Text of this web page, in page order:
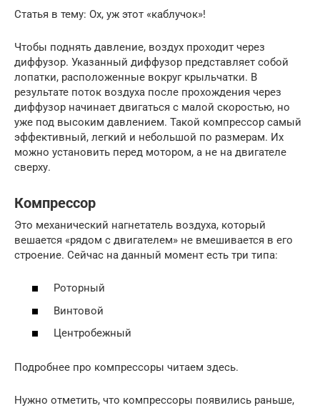
Статья в тему: Ох, уж этот «каблучок»!
Чтобы поднять давление, воздух проходит через
диффузор. Указанный диффузор представляет собой
лопатки, расположенные вокруг крыльчатки. В
результате поток воздуха после прохождения через
диффузор начинает двигаться с малой скоростью, но
уже под высоким давлением. Такой компрессор самый
эффективный, легкий и небольшой по размерам. Их
можно установить перед мотором, а не на двигателе
сверху.
Компрессор
Это механический нагнетатель воздуха, который
вешается «рядом с двигателем» не вмешивается в его
строение. Сейчас на данный момент есть три типа:
Роторный
Винтовой
Центробежный
Подробнее про компрессоры читаем здесь.
Нужно отметить, что компрессоры появились раньше,